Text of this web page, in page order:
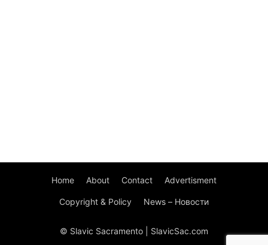
Home About Contact Advertisment
Copyright & Policy News – Новости
© Slavic Sacramento | SlavicSac.com